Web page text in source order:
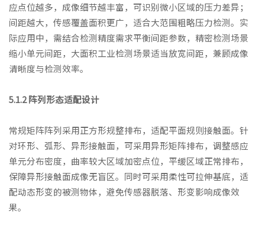
应点位越多，成像细节越丰富，可识别微小区域的压力差异；
间距越大，传感覆盖面积更广，适合大范围粗略压力检测。实
际应用中，需结合检测精度需求平衡间距参数，精密检测场景
缩小单元间距，大面积工业检测场景适当放宽间距，兼顾成像
清晰度与检测效率。
5.1.2 阵列形态适配设计
常规矩阵阵列采用正方形规整排布，适配平面规则接触面。针
对环形、弧形、异形接触面，可采用异形矩阵排布，调整感应
单元分布密度，曲率较大区域加密点位，平缓区域正常排布，
保障异形接触面成像无盲区。同时可采用柔性可拉伸基底，适
配动态形变的被测物体，避免传感器脱落、形变影响成像效
果。